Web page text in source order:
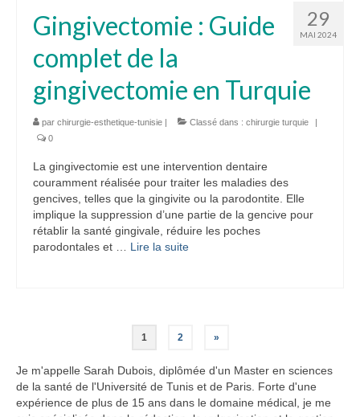
29
MAI 2024
Gingivectomie : Guide
complet de la
gingivectomie en Turquie
par chirurgie-esthetique-tunisie | Classé dans : chirurgie turquie
|
0
La gingivectomie est une intervention dentaire
couramment réalisée pour traiter les maladies des
gencives, telles que la gingivite ou la parodontite. Elle
implique la suppression d’une partie de la gencive pour
rétablir la santé gingivale, réduire les poches
parodontales et … Lire la suite­­
Pagination
des
publications
1 2 »
Je m'appelle Sarah Dubois, diplômée d'un Master en sciences
de la santé de l'Université de Tunis et de Paris. Forte d'une
expérience de plus de 15 ans dans le domaine médical, je me